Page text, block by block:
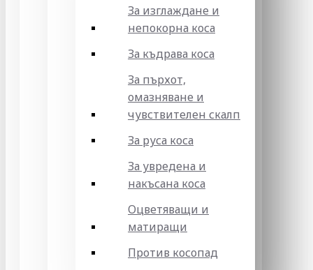
За изглаждане и
непокорна коса
За къдрава коса
За пърхот,
омазняване и
чувствителен скалп
За руса коса
За увредена и
накъсана коса
Оцветяващи и
матиращи
Против косопад